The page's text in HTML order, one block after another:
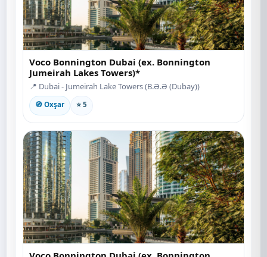
Voco Bonnington Dubai (ex. Bonnington
Jumeirah Lakes Towers)*
📍 Dubai - Jumeirah Lake Towers (B.Ə.Ə (Dubay))
🧭 Oxşar ⭐ 5